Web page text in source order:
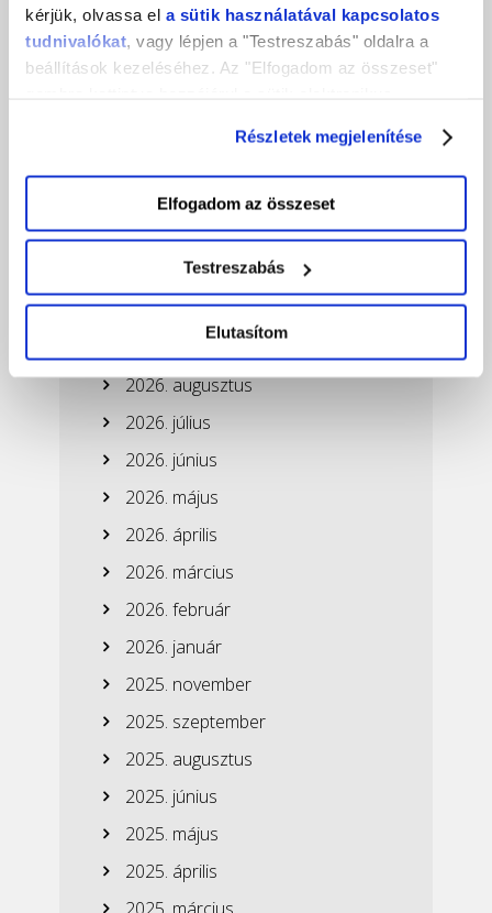
kérjük, olvassa el a sütik használatával kapcsolatos
tudnivalókat, vagy lépjen a "Testreszabás" oldalra a
beállítások kezeléséhez. Az "Elfogadom az összeset"
nyomva csak a szükséges sütik tárolását fogadja el.
Részletek megjelenítése
Elfogadom az összeset
Testreszabás
Elutasítom
Ez is érdekelhet!
2026. augusztus
2026. július
2026. június
2026. május
2026. április
2026. március
2026. február
2026. január
2025. november
2025. szeptember
2025. augusztus
2025. június
2025. május
2025. április